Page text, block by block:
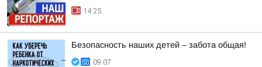
14:25
Безопасность наших детей – забота общая!
09:07